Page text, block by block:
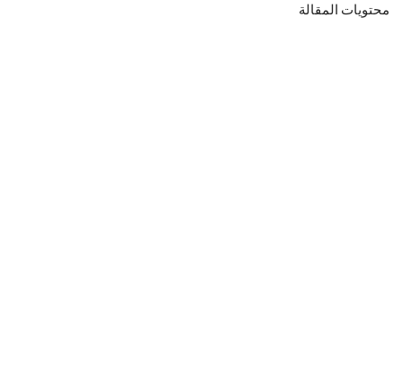
محتويات المقالة